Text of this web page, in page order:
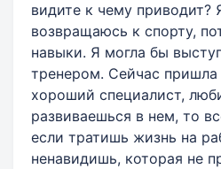
видите к чему приводит?
возвращаюсь к спорту,
навыки. Я могла бы
тренером. Сейчас
хороший специалист,
развиваешься в нем, то
если тратишь жизнь на
ненавидишь, которая не